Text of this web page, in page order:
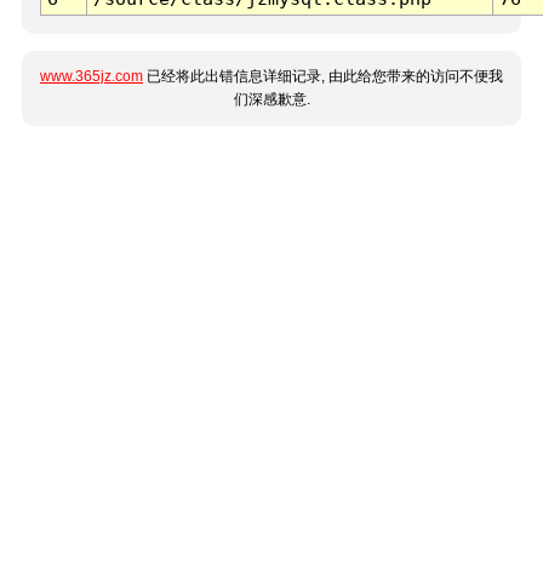
www.365jz.com 已经将此出错信息详细记录, 由此给您带来的访问不便我
们深感歉意.